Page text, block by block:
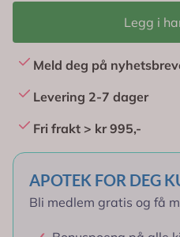
Legg i
Meld deg på
Levering 2-7 dager
Fri frakt > kr 995,-
APOTEK FOR DEG
Bli medlem gratis og få